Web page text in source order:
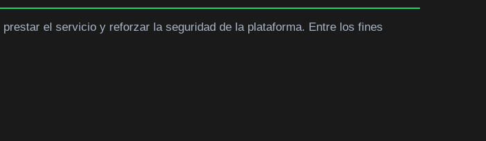
el servicio y reforzar la seguridad de la plataforma. Entre los fines